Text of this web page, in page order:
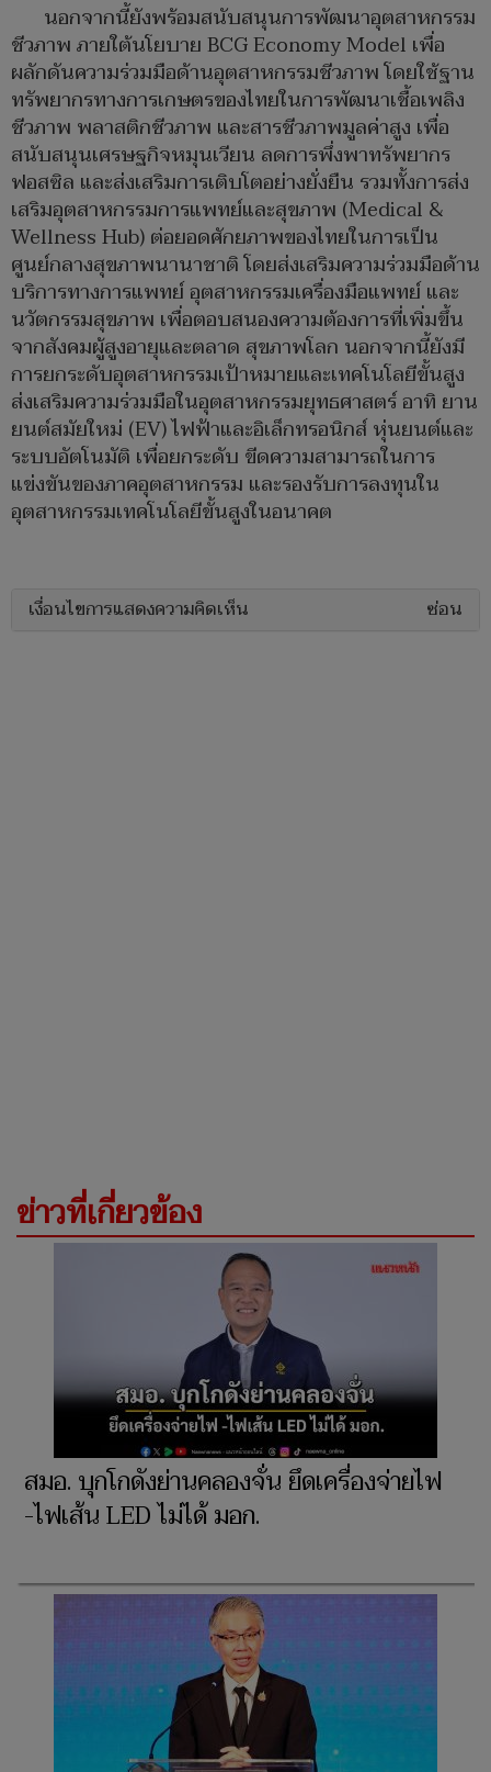
นอกจากนี้ยังพร้อมสนับสนุนการพัฒนาอุตสาหกรรม
ชีวภาพ ภายใต้นโยบาย BCG Economy Model เพื่อ
ผลักดันความร่วมมือด้านอุตสาหกรรมชีวภาพ โดยใช้ฐาน
ทรัพยากรทางการเกษตรของไทยในการพัฒนาเชื้อเพลิง
ชีวภาพ พลาสติกชีวภาพ และสารชีวภาพมูลค่าสูง เพื่อ
สนับสนุนเศรษฐกิจหมุนเวียน ลดการพึ่งพาทรัพยากร
ฟอสซิล และส่งเสริมการเติบโตอย่างยั่งยืน รวมทั้งการส่ง
เสริมอุตสาหกรรมการแพทย์และสุขภาพ (Medical &
Wellness Hub) ต่อยอดศักยภาพของไทยในการเป็น
ศูนย์กลางสุขภาพนานาชาติ โดยส่งเสริมความร่วมมือด้าน
บริการทางการแพทย์ อุตสาหกรรมเครื่องมือแพทย์ และ
นวัตกรรมสุขภาพ เพื่อตอบสนองความต้องการที่เพิ่มขึ้น
จากสังคมผู้สูงอายุและตลาด สุขภาพโลก นอกจากนี้ยังมี
การยกระดับอุตสาหกรรมเป้าหมายและเทคโนโลยีขั้นสูง
ส่งเสริมความร่วมมือในอุตสาหกรรมยุทธศาสตร์ อาทิ ยาน
ยนต์สมัยใหม่ (EV) ไฟฟ้าและอิเล็กทรอนิกส์ หุ่นยนต์และ
ระบบอัตโนมัติ เพื่อยกระดับ ขีดความสามารถในการ
แข่งขันของภาคอุตสาหกรรม และรองรับการลงทุนใน
อุตสาหกรรมเทคโนโลยีขั้นสูงในอนาคต
เงื่อนไขการแสดงความคิดเห็น ซ่อน
ข่าวที่เกี่ยวข้อง
สมอ. บุกโกดังย่านคลองจั่น ยึดเครื่องจ่ายไฟ
-ไฟเส้น LED ไม่ได้ มอก.